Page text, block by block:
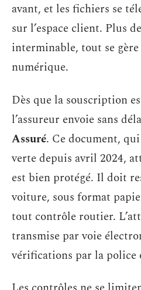
avant, et les fichiers se
sur l’espace client. Plus
interminable, tout se
numérique.
Dès que la souscription
l’assureur envoie sans
Assuré. Ce document,
verte depuis avril 2024,
est bien protégé. Il doit
voiture, sous format
tout contrôle routier.
transmise par voie
vérifications par la police